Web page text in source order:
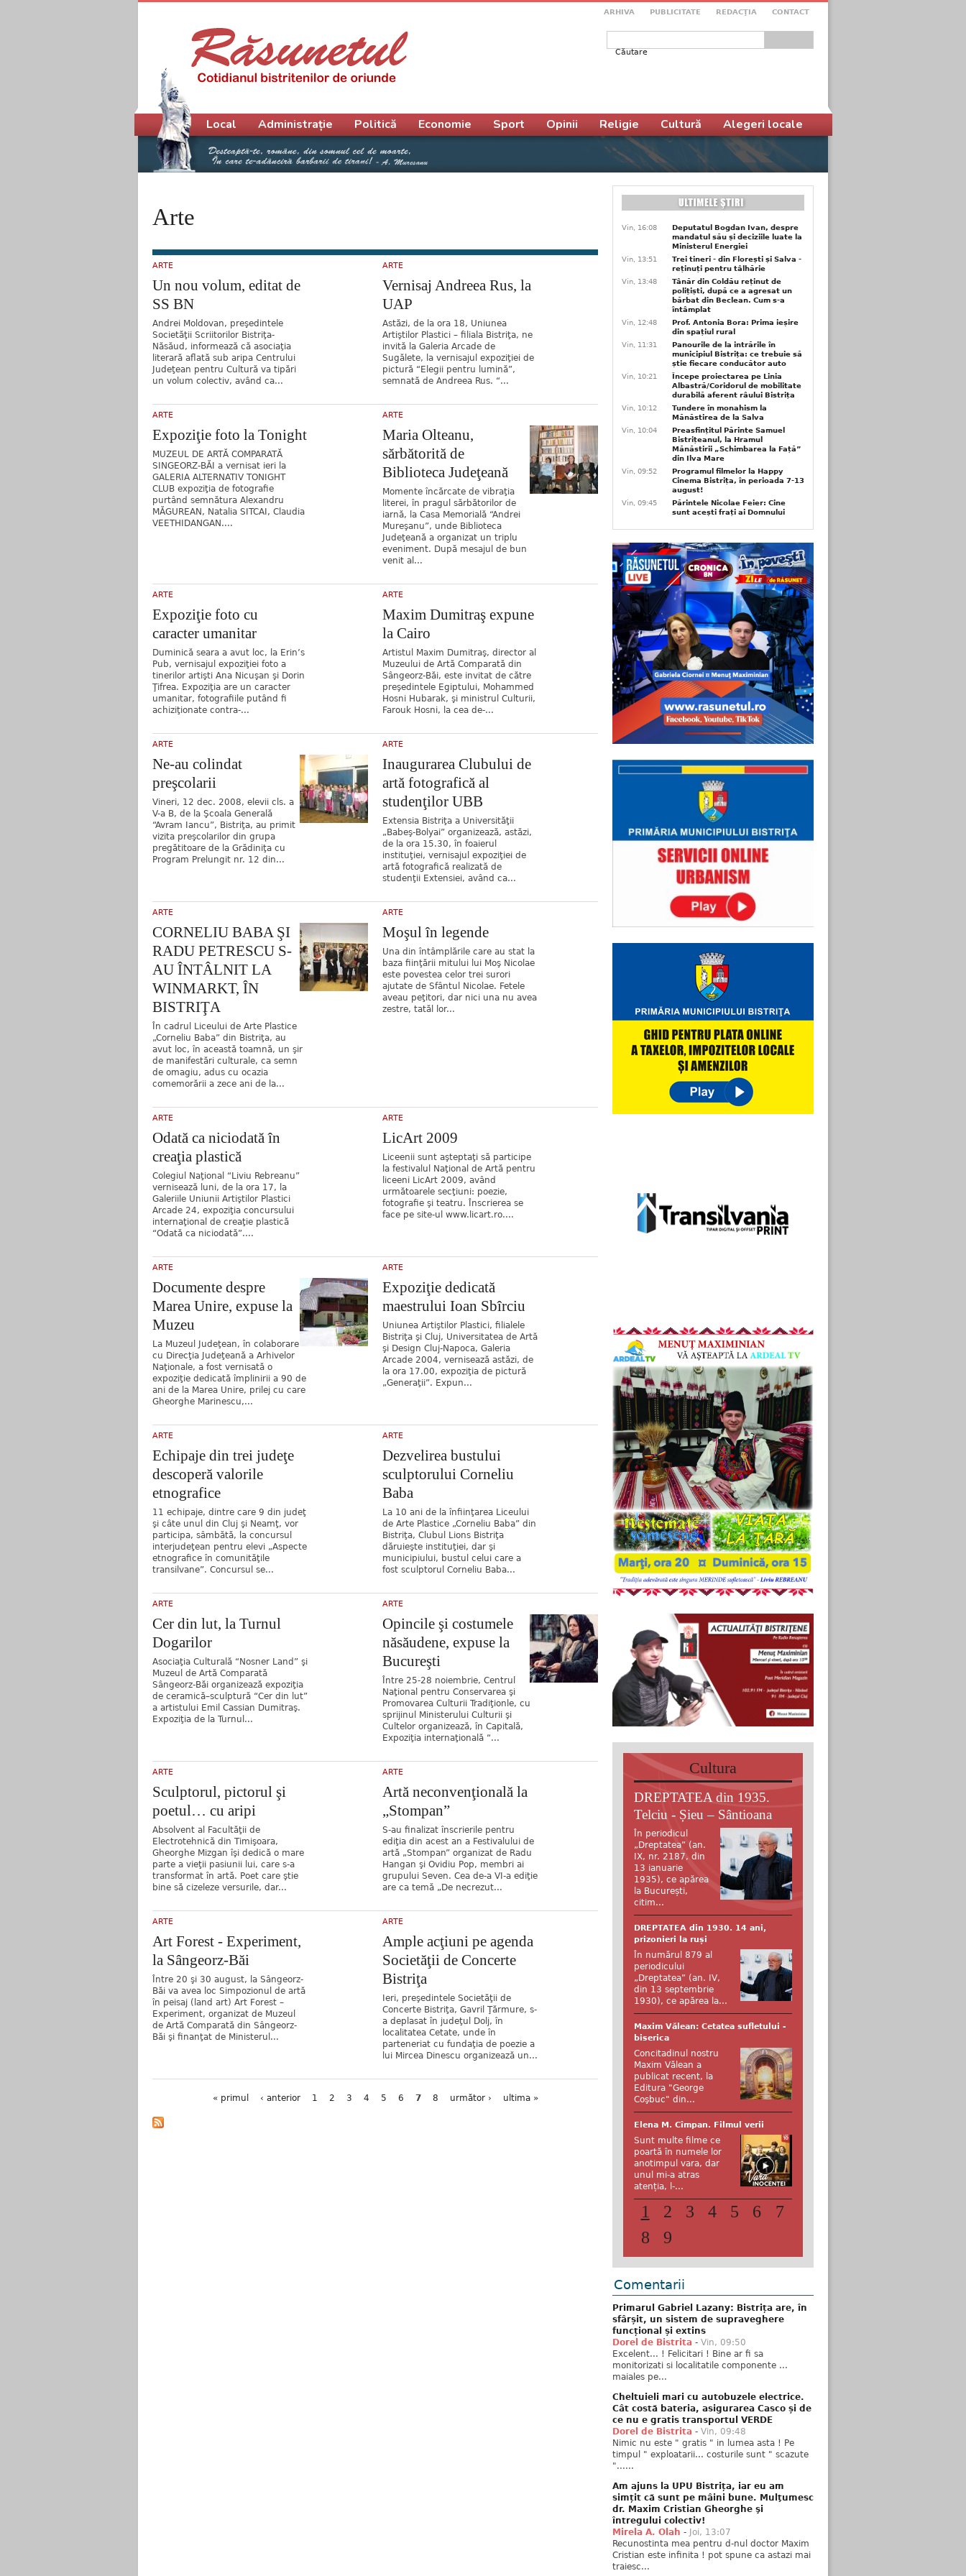
ARHIVA PUBLICITATE REDACŢIA CONTACT
Formular de căutare
Arte
ARTE
Un nou volum, editat de
SS BN
Andrei Moldovan, preşedintele
Societăţii Scriitorilor Bistriţa-
Năsăud, informează că asociaţia
literară aflată sub aripa Centrului
Judeţean pentru Cultură va tipări
un volum colectiv, având ca...
ARTE
Vernisaj Andreea Rus, la
UAP
Astăzi, de la ora 18, Uniunea
Artiştilor Plastici – filiala Bistriţa, ne
invită la Galeria Arcade de
Sugălete, la vernisajul expoziţiei de
pictură “Elegii pentru lumină”,
semnată de Andreea Rus. “...
ARTE
Expoziţie foto la Tonight
MUZEUL DE ARTĂ COMPARATĂ
SINGEORZ-BĂI a vernisat ieri la
GALERIA ALTERNATIV TONIGHT
CLUB expoziţia de fotografie
purtând semnătura Alexandru
MĂGUREAN, Natalia SITCAI, Claudia
VEETHIDANGAN....
ARTE
Maria Olteanu,
sărbătorită de
Biblioteca Judeţeană
Momente încărcate de vibraţia
literei, în pragul sărbătorilor de
iarnă, la Casa Memorială “Andrei
Mureşanu”, unde Biblioteca
Judeţeană a organizat un triplu
eveniment. După mesajul de bun
venit al...
ARTE
Expoziţie foto cu
caracter umanitar
Duminică seara a avut loc, la Erin’s
Pub, vernisajul expoziţiei foto a
tinerilor artişti Ana Nicuşan şi Dorin
Ţifrea. Expoziţia are un caracter
umanitar, fotografiile putând fi
achiziţionate contra-...
ARTE
Maxim Dumitraş expune
la Cairo
Artistul Maxim Dumitraş, director al
Muzeului de Artă Comparată din
Sângeorz-Băi, este invitat de către
preşedintele Egiptului, Mohammed
Hosni Hubarak, şi ministrul Culturii,
Farouk Hosni, la cea de-...
ARTE
Ne-au colindat
preşcolarii
Vineri, 12 dec. 2008, elevii cls. a
V-a B, de la Şcoala Generală
“Avram Iancu”, Bistriţa, au primit
vizita preşcolarilor din grupa
pregătitoare de la Grădiniţa cu
Program Prelungit nr. 12 din...
ARTE
Inaugurarea Clubului de
artă fotografică al
studenţilor UBB
Extensia Bistriţa a Universităţii
„Babeş-Bolyai” organizează, astăzi,
de la ora 15.30, în foaierul
instituţiei, vernisajul expoziţiei de
artă fotografică realizată de
studenţii Extensiei, având ca...
ARTE
CORNELIU BABA ŞI
RADU PETRESCU S-
AU ÎNTÂLNIT LA
WINMARKT, ÎN
BISTRIŢA
În cadrul Liceului de Arte Plastice
„Corneliu Baba” din Bistriţa, au
avut loc, în această toamnă, un şir
de manifestări culturale, ca semn
de omagiu, adus cu ocazia
comemorării a zece ani de la...
ARTE
Moşul în legende
Una din întâmplările care au stat la
baza fiinţării mitului lui Moş Nicolae
este povestea celor trei surori
ajutate de Sfântul Nicolae. Fetele
aveau peţitori, dar nici una nu avea
zestre, tatăl lor...
ARTE
Odată ca niciodată în
creaţia plastică
Colegiul Naţional “Liviu Rebreanu”
vernisează luni, de la ora 17, la
Galeriile Uniunii Artiştilor Plastici
Arcade 24, expoziţia concursului
internaţional de creaţie plastică
“Odată ca niciodată”....
ARTE
LicArt 2009
Liceenii sunt aşteptaţi să participe
la festivalul Naţional de Artă pentru
liceeni LicArt 2009, având
următoarele secţiuni: poezie,
fotografie şi teatru. Înscrierea se
face pe site-ul www.licart.ro....
ARTE
Documente despre
Marea Unire, expuse la
Muzeu
La Muzeul Judeţean, în colaborare
cu Direcţia Judeţeană a Arhivelor
Naţionale, a fost vernisată o
expoziţie dedicată împlinirii a 90 de
ani de la Marea Unire, prilej cu care
Gheorghe Marinescu,...
ARTE
Expoziţie dedicată
maestrului Ioan Sbîrciu
Uniunea Artiştilor Plastici, filialele
Bistriţa şi Cluj, Universitatea de Artă
şi Design Cluj-Napoca, Galeria
Arcade 2004, vernisează astăzi, de
la ora 17.00, expoziţia de pictură
„Generaţii”. Expun...
ARTE
Echipaje din trei judeţe
descoperă valorile
etnografice
11 echipaje, dintre care 9 din judeţ
şi câte unul din Cluj şi Neamţ, vor
participa, sâmbătă, la concursul
interjudeţean pentru elevi „Aspecte
etnografice în comunităţile
transilvane”. Concursul se...
ARTE
Dezvelirea bustului
sculptorului Corneliu
Baba
La 10 ani de la înfiinţarea Liceului
de Arte Plastice „Corneliu Baba” din
Bistriţa, Clubul Lions Bistriţa
dăruieşte instituţiei, dar şi
municipiului, bustul celui care a
fost sculptorul Corneliu Baba...
ARTE
Cer din lut, la Turnul
Dogarilor
Asociaţia Culturală “Nosner Land” şi
Muzeul de Artă Comparată
Sângeorz-Băi organizează expoziţia
de ceramică–sculptură “Cer din lut”
a artistului Emil Cassian Dumitraş.
Expoziţia de la Turnul...
ARTE
Opincile şi costumele
năsăudene, expuse la
Bucureşti
Între 25-28 noiembrie, Centrul
Naţional pentru Conservarea şi
Promovarea Culturii Tradiţionle, cu
sprijinul Ministerului Culturii şi
Cultelor organizează, în Capitală,
Expoziţia internaţională “...
ARTE
Sculptorul, pictorul şi
poetul… cu aripi
Absolvent al Facultăţii de
Electrotehnică din Timişoara,
Gheorghe Mizgan îşi dedică o mare
parte a vieţii pasiunii lui, care s-a
transformat în artă. Poet care ştie
bine să cizeleze versurile, dar...
ARTE
Artă neconvenţională la
„Stompan”
S-au finalizat înscrierile pentru
ediţia din acest an a Festivalului de
artă „Stompan” organizat de Radu
Hangan şi Ovidiu Pop, membri ai
grupului Seven. Cea de-a VI-a ediţie
are ca temă „De necrezut...
ARTE
Art Forest - Experiment,
la Sângeorz-Băi
Între 20 şi 30 august, la Sângeorz-
Băi va avea loc Simpozionul de artă
în peisaj (land art) Art Forest –
Experiment, organizat de Muzeul
de Artă Comparată din Sângeorz-
Băi şi finanţat de Ministerul...
ARTE
Ample acţiuni pe agenda
Societăţii de Concerte
Bistriţa
Ieri, preşedintele Societăţii de
Concerte Bistriţa, Gavril Ţărmure, s-
a deplasat în judeţul Dolj, în
localitatea Cetate, unde în
parteneriat cu fundaţia de poezie a
lui Mircea Dinescu organizează un...
« primul ‹ anterior 1 2 3 4 5 6 7 8 următor › ultima »
Meniu principal
Local Administrație Politică Economie Sport Opinii Religie Cultură Alegeri locale
Vin, 16:08
Deputatul Bogdan Ivan, despre
mandatul său și deciziile luate la
Ministerul Energiei
Vin, 13:51
Trei tineri - din Florești și Salva -
reținuți pentru tâlhărie
Vin, 13:48
Tânăr din Coldău reținut de
polițiști, după ce a agresat un
bărbat din Beclean. Cum s-a
întâmplat
Vin, 12:48
Prof. Antonia Bora: Prima ieșire
din spațiul rural
Vin, 11:31
Panourile de la intrările în
municipiul Bistrița: ce trebuie să
știe fiecare conducător auto
Vin, 10:21
Începe proiectarea pe Linia
Albastră/Coridorul de mobilitate
durabilă aferent râului Bistrița
Vin, 10:12
Tundere în monahism la
Mănăstirea de la Salva
Vin, 10:04
Preasfințitul Părinte Samuel
Bistrițeanul, la Hramul
Mănăstirii „Schimbarea la Față”
din Ilva Mare
Vin, 09:52
Programul filmelor la Happy
Cinema Bistrița, în perioada 7-13
august!
Vin, 09:45
Părintele Nicolae Feier: Cine
sunt acești frați ai Domnului
Cultura
DREPTATEA din 1935.
Telciu - Șieu – Sântioana
În periodicul
„Dreptatea” (an.
IX, nr. 2187, din
13 ianuarie
1935), ce apărea
la București,
citim...
DREPTATEA din 1930. 14 ani,
prizonieri la ruși
În numărul 879 al
periodicului
„Dreptatea” (an. IV,
din 13 septembrie
1930), ce apărea la...
Maxim Vălean: Cetatea sufletului -
biserica
Concitadinul nostru
Maxim Vălean a
publicat recent, la
Editura "George
Coşbuc" din...
Elena M. Cîmpan. Filmul verii
Sunt multe filme ce
poartă în numele lor
anotimpul vara, dar
unul mi-a atras
atenția, l-...
1 2 3 4 5 6
7
8
9
Comentarii
Primarul Gabriel Lazany: Bistrița are, în
sfârșit, un sistem de supraveghere
funcțional și extins
Dorel de Bistrita - Vin, 09:50
Excelent... ! Felicitari ! Bine ar fi sa
monitorizati si localitatile componente ...
maiales pe...
Cheltuieli mari cu autobuzele electrice.
Cât costă bateria, asigurarea Casco și de
ce nu e gratis transportul VERDE
Dorel de Bistrita - Vin, 09:48
Nimic nu este " gratis " in lumea asta ! Pe
timpul " exploatarii... costurile sunt " scazute
"......
Am ajuns la UPU Bistrița, iar eu am
simțit că sunt pe mâini bune. Mulţumesc
dr. Maxim Cristian Gheorghe şi
întregului colectiv!
Mirela A. Olah - Joi, 13:07
Recunostinta mea pentru d-nul doctor Maxim
Cristian este infinita ! pot spune ca astazi mai
traiesc...